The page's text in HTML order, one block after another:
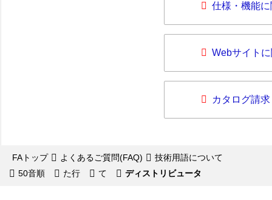
仕様・機能
Webサイト
カタログ請求
FAトップ よくあるご質問(FAQ)
技術用語について
50音順
た行 て ディストリビュータ